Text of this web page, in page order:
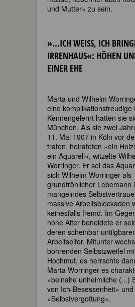
und Mutter« zu sein.
»...ICH WEISS, ICH
RRENHAUS«: HÖHEN
INER EHE
Marta und Wilhelm
eine komplikationsfreudige
Kennengelernt hatten sie
München. Als sie zwei
11. Mai 1907 in Köln vor
traten, heirateten »ein
ein Aquarell«, witzelte
Worringer. Er sei das
sich Wilhelm Worringer als
grundfröhlicher Lebemann
mangelndes
massive Arbeitsblockaden
keinesfalls fremd. Im
hohe Alter beneidete er
deren scheinbar
Arbeitseifer. Mitunter
bohrenden Selbstzweifel
Hochmut, es herrschte
Marta Worringer es
»beinahe unheimliche (...)
von Ich-Besessenheit« und
»Selbstvergottung«.